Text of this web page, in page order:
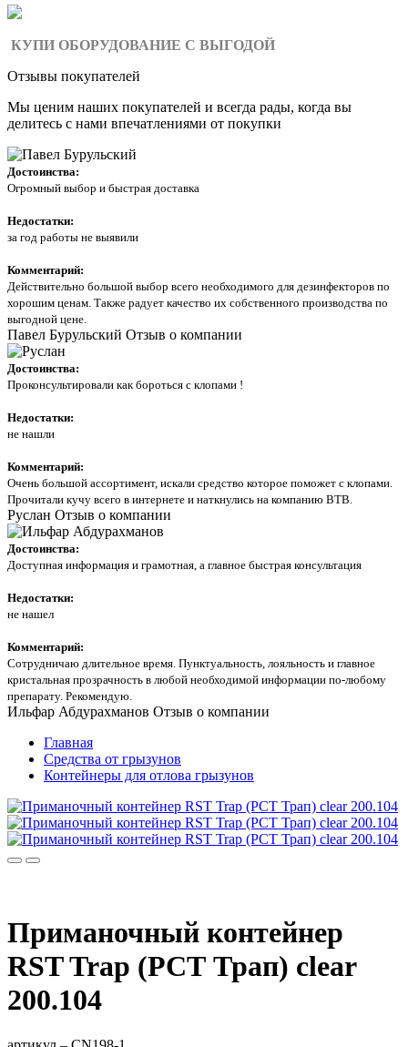
КУПИ ОБОРУДОВАНИЕ С ВЫГОДОЙ
Отзывы покупателей
Мы ценим наших покупателей и всегда рады, когда вы
делитесь с нами впечатлениями от покупки
Достоинства:
Огромный выбор и быстрая доставка
Недостатки:
за год работы не выявили
Комментарий:
Действительно большой выбор всего необходимого для дезинфекторов по
хорошим ценам. Также радует качество их собственного производства по
выгодной цене.
Павел Бурульский Отзыв о компании
Достоинства:
Проконсультировали как бороться с клопами !
Недостатки:
не нашли
Комментарий:
Очень большой ассортимент, искали средство которое поможет с клопами.
Прочитали кучу всего в интернете и наткнулись на компанию ВТВ.
Руслан Отзыв о компании
Достоинства:
Доступная информация и грамотная, а главное быстрая консультация
Недостатки:
не нашел
Комментарий:
Сотрудничаю длительное время. Пунктуальность, лояльность и главное
кристальная прозрачность в любой необходимой информации по-любому
препарату. Рекомендую.
Ильфар Абдурахманов Отзыв о компании
Главная
Средства от грызунов
Контейнеры для отлова грызунов
Приманочный контейнер
RST Trap (РСТ Трап) clear
200.104